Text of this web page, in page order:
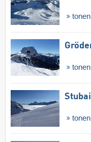
tonen
tonen
Stubai
tonen